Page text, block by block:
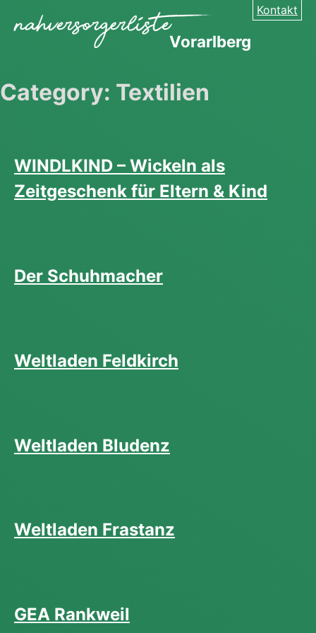
Vorarlberg
Kontakt
Category: Textilien
WINDLKIND – Wickeln als
Zeitgeschenk für Eltern & Kind
Der Schuhmacher
Weltladen Feldkirch
Weltladen Bludenz
Weltladen Frastanz
GEA Rankweil